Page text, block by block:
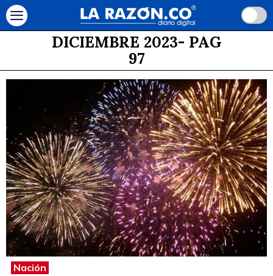
DICIEMBRE 2023- PAG
97
Nación